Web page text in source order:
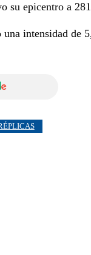
su epicentro a
intensidad de